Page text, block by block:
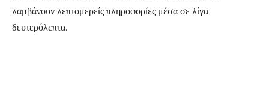
λαμβάνουν λεπτομερείς πληροφορίες μέσα σε λίγα
δευτερόλεπτα.